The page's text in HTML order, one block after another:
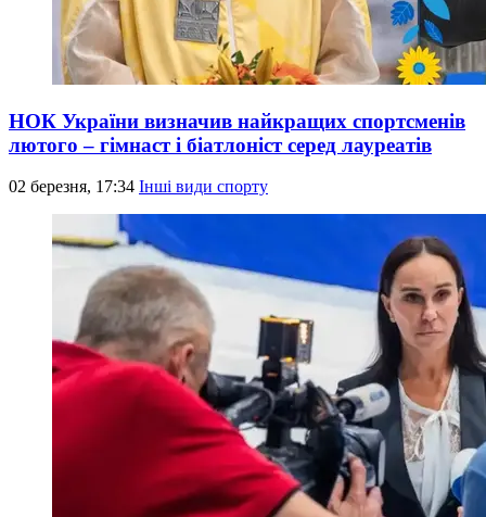
НОК України визначив найкращих спортсменів
лютого – гімнаст і біатлоніст серед лауреатів
02 березня, 17:34 Інші види спорту